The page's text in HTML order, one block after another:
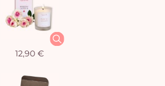
12,90 €